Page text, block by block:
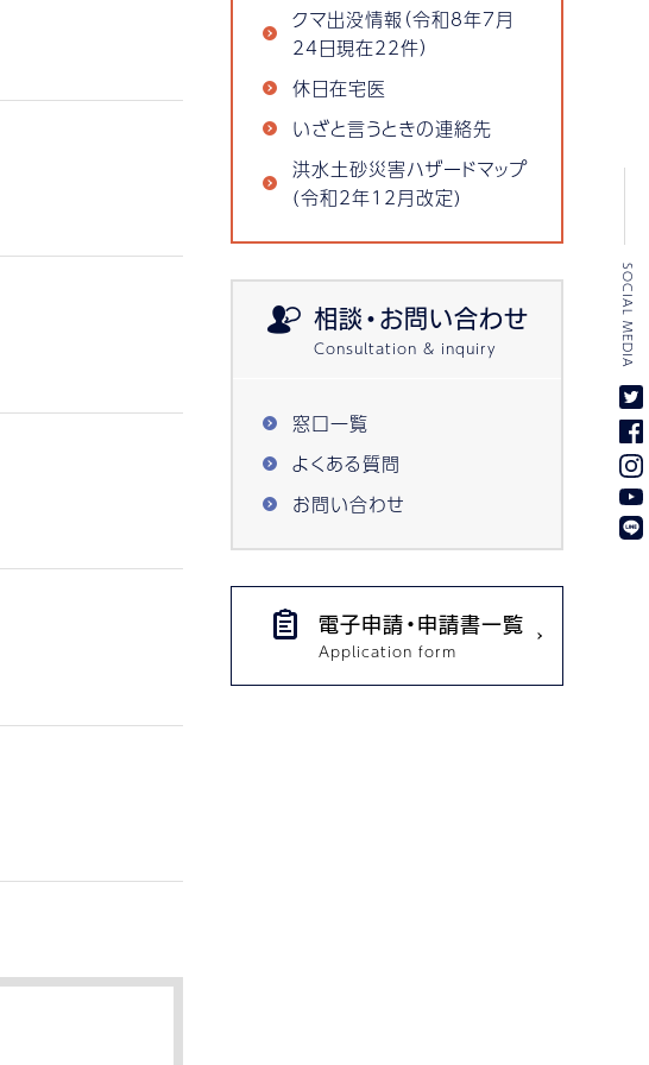
クマ出没情報（令和8年7月
24日現在22件）
休日在宅医
いざと言うときの連絡先
洪水土砂災害ハザードマップ
(令和2年12月改定)
相談・お問い合わせ
窓口一覧
よくある質問
お問い合わせ
電子申請・申請書一覧
SOCIAL MEDIA